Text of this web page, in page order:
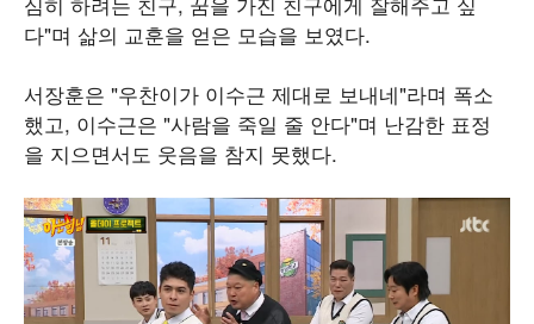
다"며 삶의 교훈을 얻은 모습을 보였다.
서장훈은 "우찬이가 이수근 제대로 보내네"라며 폭소
했고, 이수근은 "사람을 죽일 줄 안다"며 난감한 표정
을 지으면서도 웃음을 참지 못했다.